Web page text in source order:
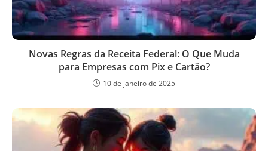
Novas Regras da Receita Federal: O Que Muda
para Empresas com Pix e Cartão?
10 de janeiro de 2025